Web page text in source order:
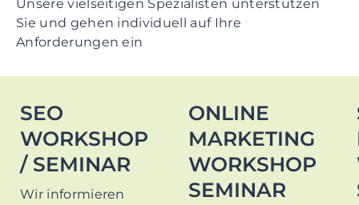
Unsere vielseitigen Spezialisten unterstützen
Sie und gehen individuell auf Ihre
Anforderungen ein
SEO
WORKSHOP
/ SEMINAR
Wir informieren
ONLINE
MARKETING
WORKSHOP
SEMINAR